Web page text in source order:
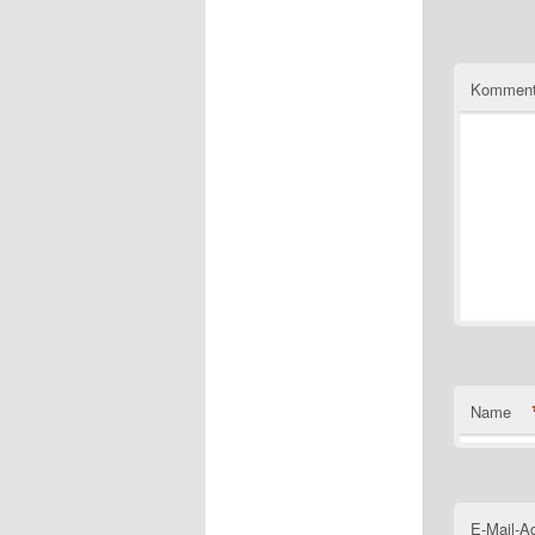
Name
E-Mail-